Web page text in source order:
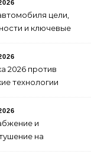
цели,
и ключевые
средств
2026 против
технологии
клипов
навсегда
и
на